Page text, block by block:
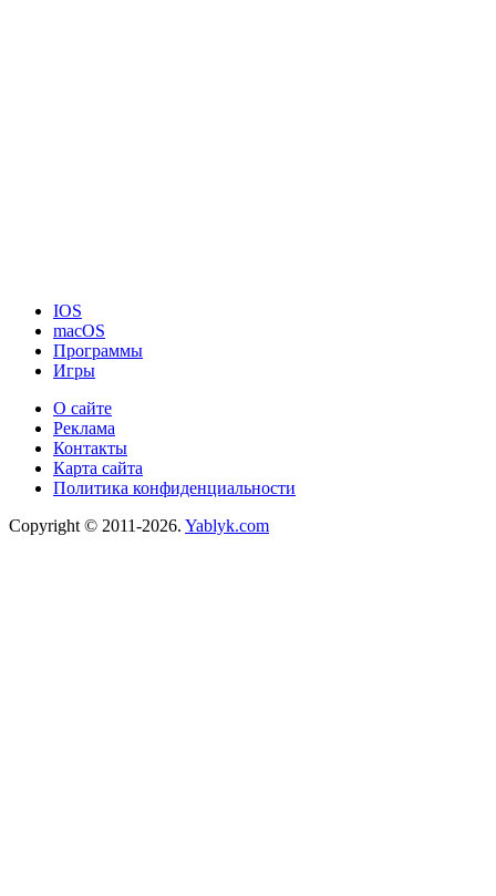
IOS
macOS
Программы
Игры
О сайте
Реклама
Контакты
Карта сайта
Политика конфиденциальности
Copyright © 2011-2026. Yablyk.сom